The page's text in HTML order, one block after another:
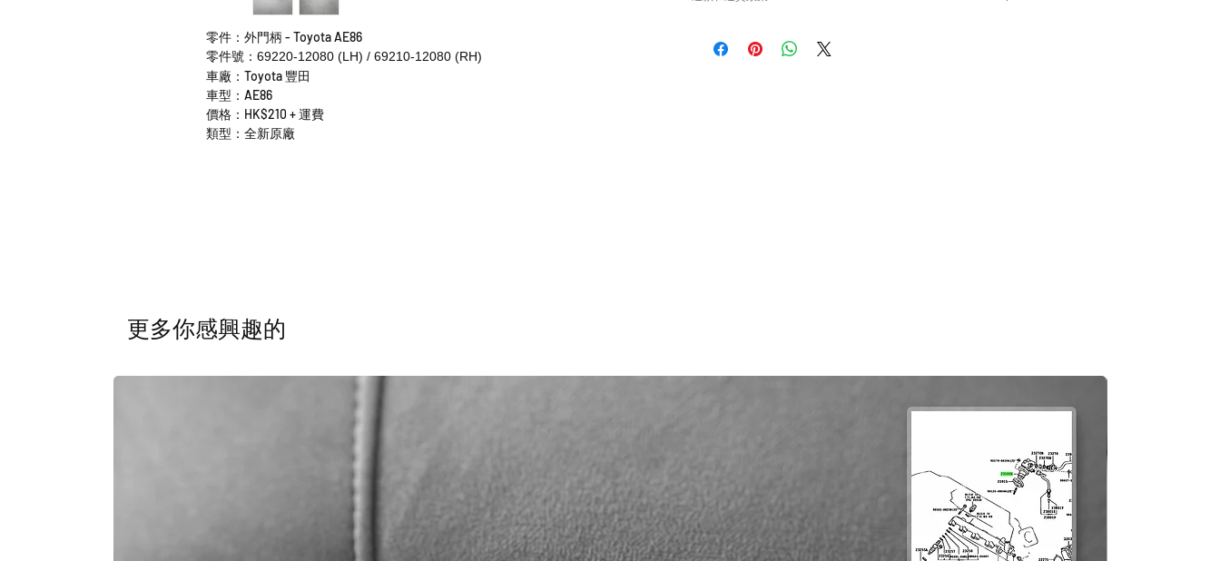
零件：外門柄 - Toyota AE86
零件號：69220-12080 (LH) / 69210-12080 (RH)
車廠：Toyota 豐田
車型：AE86
價格：HK$210 + 運費
類型：全新原廠
錯誤訂購的零件，Caisvegas Trading 不承擔任何責任。
根據零件的庫存狀況，交貨日期可能會延遲。如果發
​更多你感興趣的